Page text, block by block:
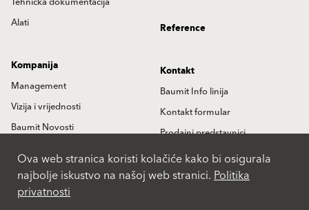
Alati
Reference
Kompanija
Management
Vizija i vrijednosti
Baumit Novosti
Kontakt
Baumit Info linija
Kontakt formular
Prodajni predstavnici
Partneri
Lokacije
Ova web stranica koristi kolačiće kako bi osigurala
najbolje iskustvo na našoj web stranici.Politika
privatnosti